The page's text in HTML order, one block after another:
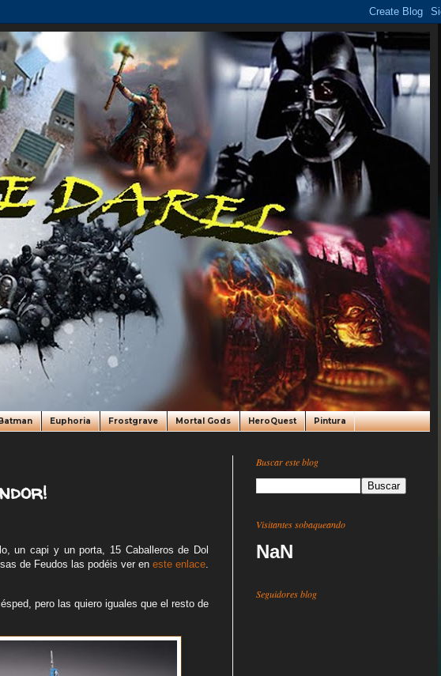
Euphoria Frostgrave Mortal Gods HeroQuest Pintura
un capi y un porta, 15 Caballeros de Dol
de Feudos las podéis ver en este enlace.
pero las quiero iguales que el resto de
Buscar este blog
Visitantes sobaqueando
NaN
Seguidores blog